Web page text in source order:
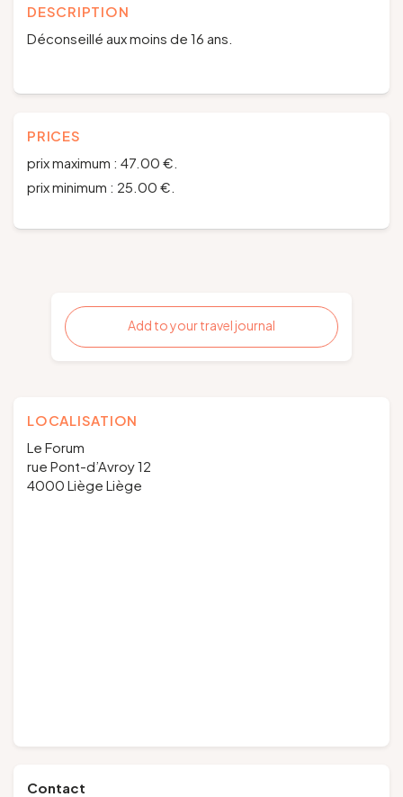
DESCRIPTION
Déconseillé aux moins de 16 ans.
PRICES
prix maximum : 47.00 €.
prix minimum : 25.00 €.
Add to your travel journal
LOCALISATION
Le Forum
rue Pont-d’Avroy 12
4000 Liège Liège
Contact